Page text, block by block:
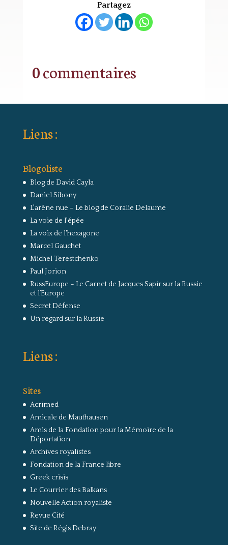
Partagez
0 commentaires
Liens :
Blogoliste
Blog de David Cayla
Daniel Sibony
L'arêne nue – Le blog de Coralie Delaume
La voie de l'épée
La voix de l'hexagone
Marcel Gauchet
Michel Terestchenko
Paul Jorion
RussEurope – Le Carnet de Jacques Sapir sur la Russie
et l’Europe
Secret Défense
Un regard sur la Russie
Liens :
Sites
Acrimed
Amicale de Mauthausen
Amis de la Fondation pour la Mémoire de la
Déportation
Archives royalistes
Fondation de la France libre
Greek crisis
Le Courrier des Balkans
Nouvelle Action royaliste
Revue Cité
Site de Régis Debray